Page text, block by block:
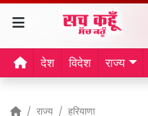
देश विदेश राज्य
राज्य हरियाणा